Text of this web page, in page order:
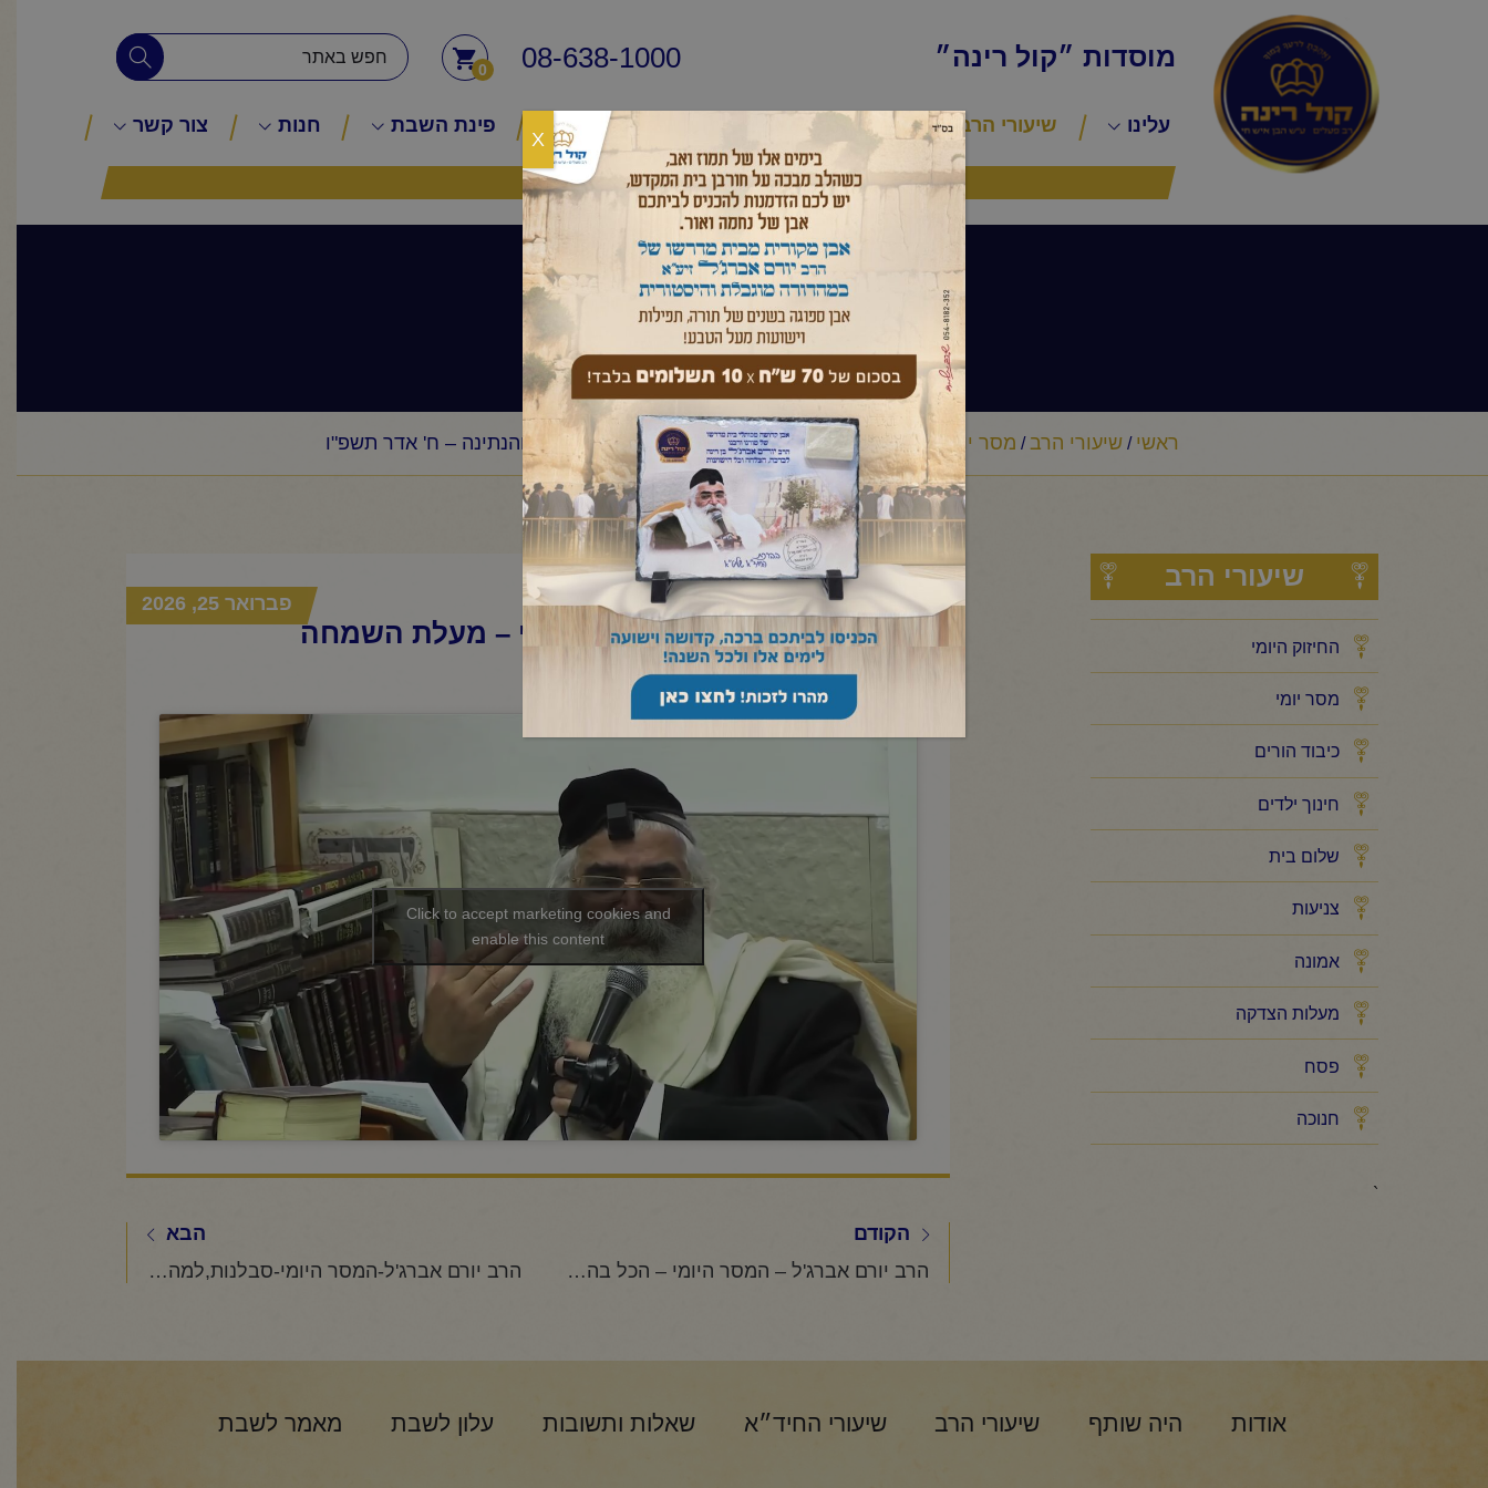
מוסדות ״קול רינה״ 08-638-1000
0
עלינו שיעורי הרב שיעורי החיד״א שאלות ותשובות פינת השבת חנות צור קשר
היה שותף
שיעורי הרב
ראשי / שיעורי הרב/ מסר יומי הרב יורם אברג'ל – המסר היומי – מעלת השמחה והנתינה – ח' אדר תשפ"ו
שיעורי הרב
החיזוק היומי
מסר יומי
כיבוד הורים
חינוך ילדים
שלום בית
צניעות
אמונה
מעלות הצדקה
פסח
חנוכה
`
הרב יורם אברג'ל – המסר היומי – מעלת השמחה
והנתינה – ח' אדר תשפ"ו
פברואר 25, 2026
Click to accept marketing cookies and
enable this content
הקודם
הרב יורם אברג'ל – המסר היומי – הכל בהשגחה פרטית – ז' אדר תשפ"ו
הבא
הרב יורם אברג'ל-המסר היומי-סבלנות,למה אתה בלחץ?-ט' אדר תשפ"ו
אודות היה שותף שיעורי הרב שיעורי החיד״א שאלות ותשובות עלון לשבת מאמר לשבת
X